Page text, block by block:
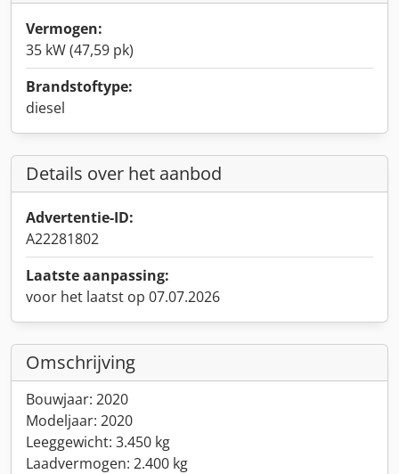
Vermogen:
35 kW (47,59 pk)
Brandstoftype:
diesel
Details over het aanbod
Advertentie-ID:
A22281802
Laatste aanpassing:
voor het laatst op 07.07.2026
Omschrijving
Bouwjaar: 2020
Modeljaar: 2020
Leeggewicht: 3.450 kg
Laadvermogen: 2.400 kg